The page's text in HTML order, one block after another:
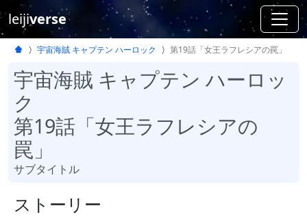
leijiverse
宇宙海賊 キャプテン ハーロック 第19話「女王ラフレシアの罠」
宇宙海賊 キャプテン ハーロッ
ク
第19話「女王ラフレシアの
罠」
サブタイトル
ストーリー